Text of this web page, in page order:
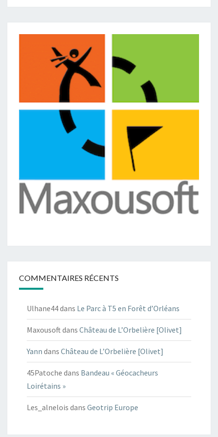
COMMENTAIRES RÉCENTS
Ulhane44dans Le Parc à T5 en Forêt d’Orléans
Maxousoftdans Château de L’Orbelière [Olivet]
Yann dans Château de L’Orbelière [Olivet]
45Patoche dans Bandeau « Géocacheurs
Loirétains »
Les_alnelois dans Geotrip Europe